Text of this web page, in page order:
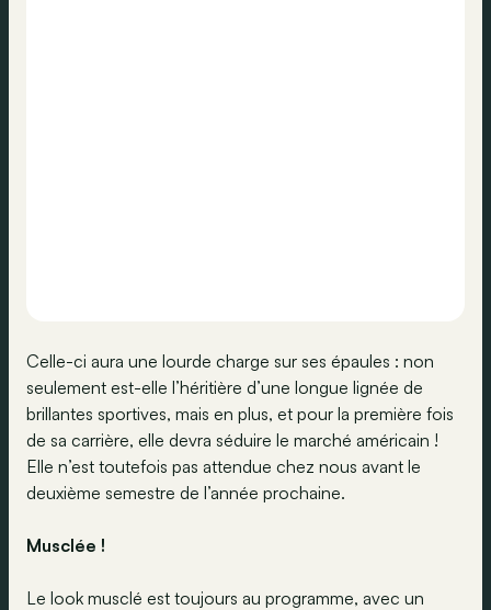
Celle-ci aura une lourde charge sur ses épaules : non
seulement est-elle l’héritière d’une longue lignée de
brillantes sportives, mais en plus, et pour la première fois
de sa carrière, elle devra séduire le marché américain !
Elle n’est toutefois pas attendue chez nous avant le
deuxième semestre de l’année prochaine.
Musclée !
Le look musclé est toujours au programme, avec un